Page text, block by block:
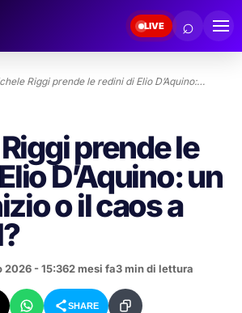
LIVE ⌕
Riggi prende le redini di Elio D’Aquino:…
prende le
D’Aquino: un
o il caos a
2026 - 15:362 mesi fa3 min di lettura
SHARE